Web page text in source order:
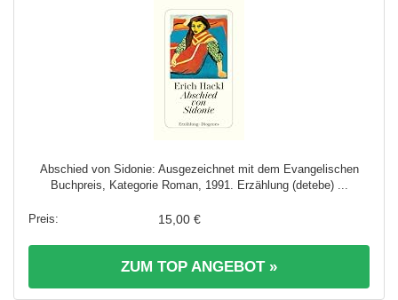
Abschied von Sidonie: Ausgezeichnet mit dem Evangelischen
Buchpreis, Kategorie Roman, 1991. Erzählung (detebe) ...
15,00 €
ZUM TOP ANGEBOT »